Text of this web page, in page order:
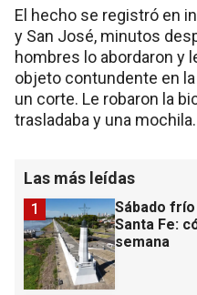
El hecho se registró en
y San José, minutos
hombres lo abordaron y
objeto contundente en
un corte. Le robaron la
trasladaba y una mochila.
Las más leídas
Sábado
Santa Fe:
semana
1